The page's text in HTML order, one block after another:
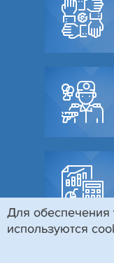
Для обеспечения
используются